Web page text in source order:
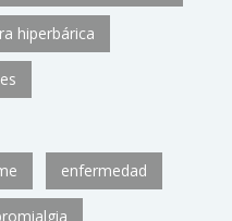
hiperbárica
enfermedad